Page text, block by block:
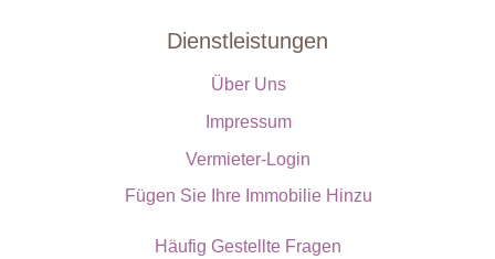
Dienstleistungen
Über Uns
Impressum
Vermieter-Login
Fügen Sie Ihre Immobilie Hinzu
Häufig Gestellte Fragen